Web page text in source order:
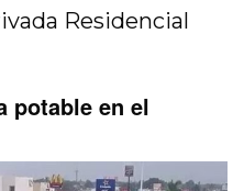
Residencial
potable en el